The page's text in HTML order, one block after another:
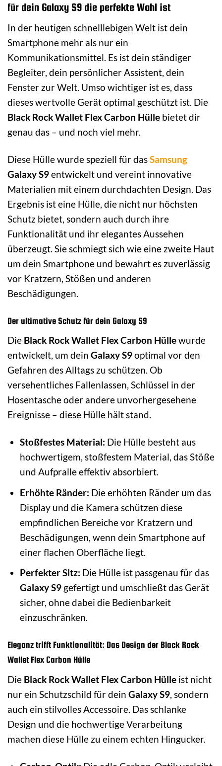
für dein Galaxy S9 die perfekte Wahl ist
In der heutigen schnelllebigen Welt ist dein
Smartphone mehr als nur ein
Kommunikationsmittel. Es ist dein ständiger
Begleiter, dein persönlicher Assistent, dein
Fenster zur Welt. Umso wichtiger ist es, dass
dieses wertvolle Gerät optimal geschützt ist. Die
Black Rock Wallet Flex Carbon Hülle bietet dir
genau das – und noch viel mehr.
Diese Hülle wurde speziell für dasSamsung
Galaxy S9entwickelt und vereint innovative
Materialien mit einem durchdachten Design. Das
Ergebnis ist eine Hülle, die nicht nur höchsten
Schutz bietet, sondern auch durch ihre
Funktionalität und ihr elegantes Aussehen
überzeugt. Sie schmiegt sich wie eine zweite Haut
um dein Smartphone und bewahrt es zuverlässig
vor Kratzern, Stößen und anderen
Beschädigungen.
Der ultimative Schutz für dein Galaxy S9
Die Black Rock Wallet Flex Carbon Hüllewurde
entwickelt, um dein Galaxy S9optimal vor den
Gefahren des Alltags zu schützen. Ob
versehentliches Fallenlassen, Schlüssel in der
Hosentasche oder andere unvorhergesehene
Ereignisse – diese Hülle hält stand.
Stoßfestes Material: Die Hülle besteht aus
hochwertigem, stoßfestem Material, das Stöße
und Aufpralle effektiv absorbiert.
Erhöhte Ränder: Die erhöhten Ränder um das
Display und die Kamera schützen diese
empfindlichen Bereiche vor Kratzern und
Beschädigungen, wenn dein Smartphone auf
einer flachen Oberfläche liegt.
Perfekter Sitz: Die Hülle ist passgenau für das
Galaxy S9gefertigt und umschließt das Gerät
sicher, ohne dabei die Bedienbarkeit
einzuschränken.
Eleganz trifft Funktionalität: Das Design der Black Rock
Wallet Flex Carbon Hülle
Die Black Rock Wallet Flex Carbon Hülle ist nicht
nur ein Schutzschild für dein Galaxy S9, sondern
auch ein stilvolles Accessoire. Das schlanke
Design und die hochwertige Verarbeitung
machen diese Hülle zu einem echten Hingucker.